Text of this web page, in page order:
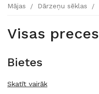
Mājas Dārzeņu sēklas
Visas preces
Bietes
Skatīt vairāk